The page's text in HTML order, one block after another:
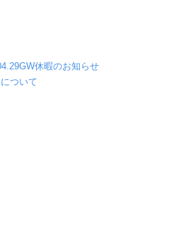
GW休暇のお知らせ
ついて